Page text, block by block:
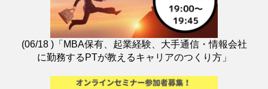
(06/18 )「MBA保有、起業経験、大手通信・情報会社
に勤務するPTが教えるキャリアのつくり方」